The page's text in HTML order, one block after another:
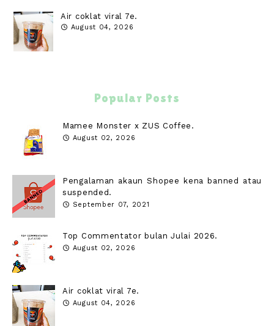
Air coklat viral 7e.
August 04, 2026
Popular Posts
Mamee Monster x ZUS Coffee.
August 02, 2026
Pengalaman akaun Shopee kena banned atau
suspended.
September 07, 2021
Top Commentator bulan Julai 2026.
August 02, 2026
Air coklat viral 7e.
August 04, 2026